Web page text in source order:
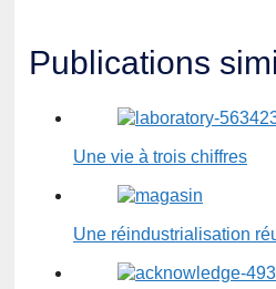
Publications
Une vie à trois chiffres
Une réindustrialisation